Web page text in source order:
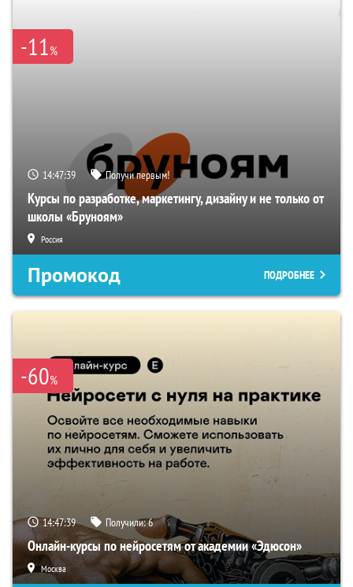
-11%
14:47:38 Получи первым!
Курсы по разработке, маркетингу, дизайну и не только от
школы «Бруноям»
Россия
Промокод ПОДРОБНЕЕ
-60%
14:47:38 Получили:6
Онлайн-курсы по нейросетям от академии «Эдюсон»
Москва